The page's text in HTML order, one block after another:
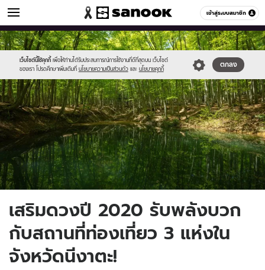
เข้าสู่ระบบสมาชิก
ดูดวง หมวดอื่นๆ
เว็บไซต์นี้ใช้คุกกี้ เพื่อให้ท่านได้รับประสบการณ์การใช้งานที่ดีที่สุดบน เว็บไซต์
ของเรา โปรดศึกษาเพิ่มเติมที่ นโยบายความเป็นส่วนตัว และ นโยบายคุกกี้
ตกลง
Sanook
//s.isanook.com/sr/0/images/logo-
new-
sanook.png
600
60
//s.isanook.com/ho/0/ud/38/193241/969265.jpg
เสริมดวงปี 2020 รับพลังบวก
กับสถานที่ท่องเที่ยว 3 แห่งใน
จังหวัดนีงาตะ!